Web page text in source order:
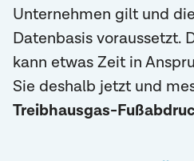
Unternehmen gilt und
Datenbasis voraussetzt.
kann etwas Zeit in
Sie deshalb jetzt und
Treibhausgas-